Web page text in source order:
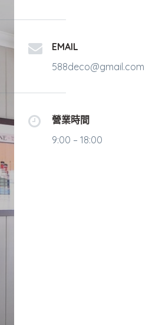
EMAIL
588deco@gmail.com
營業時間
9:00 – 18:00